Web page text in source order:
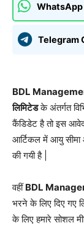
WhatsApp
Telegram
BDL
लिमिटेडके अंतर्गत
कैंडिडेट है तो इस
आर्टिकल में आयु
की गयी है |
वहींBDL
भरने के लिए दिए गए
के लिए हमारे सोशल